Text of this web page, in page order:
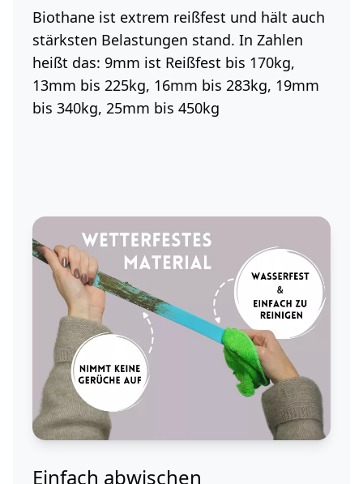
Biothane ist extrem reißfest und hält auch
stärksten Belastungen stand. In Zahlen
heißt das: 9mm ist Reißfest bis 170kg,
13mm bis 225kg, 16mm bis 283kg, 19mm
bis 340kg, 25mm bis 450kg
Einfach abwischen